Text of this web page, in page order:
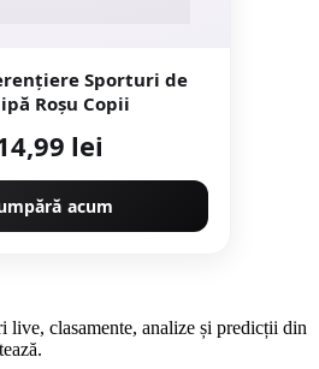
Sporturi de
Roșu Copii
lei
acum
live, clasamente, analize și predicții din